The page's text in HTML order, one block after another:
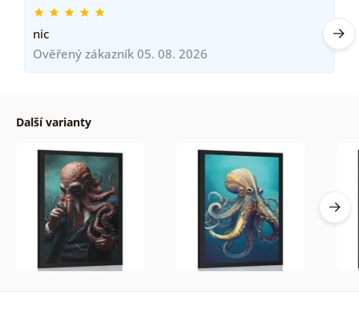
nic
Ověřený zákazník 05. 08. 2026
Další varianty